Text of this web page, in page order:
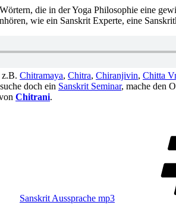
die in der Yoga Philosophie eine
wie ein Sanskrit Experte, eine
z.B. Chitramaya, Chitra, Chiranjivin, Chitta
doch ein Sanskrit Seminar, mache den
Chitrani.
Sanskrit Aussprache mp3